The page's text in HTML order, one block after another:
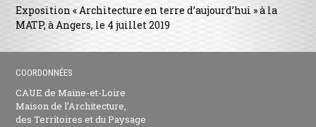
Exposition « Architecture en terre d’aujourd’hui » à la
MATP, à Angers, le 4 juillet 2019
COORDONNÉES
CAUE de Maine-et-Loire
Maison de l’Architecture,
des Territoires et du Paysage